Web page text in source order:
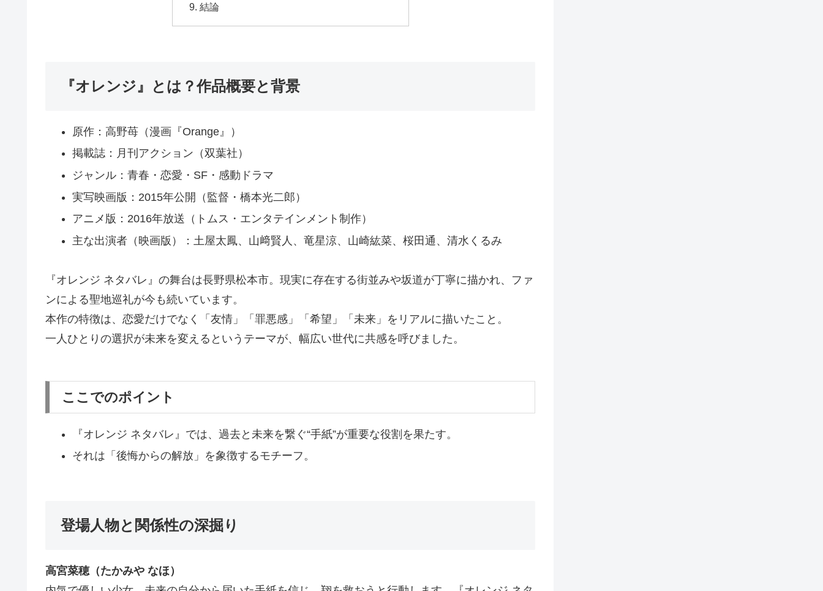
結論
『オレンジ』とは？作品概要と背景
原作：高野苺（漫画『Orange』）
掲載誌：月刊アクション（双葉社）
ジャンル：青春・恋愛・SF・感動ドラマ
実写映画版：2015年公開（監督・橋本光二郎）
アニメ版：2016年放送（トムス・エンタテインメント制作）
主な出演者（映画版）：土屋太鳳、山﨑賢人、竜星涼、山崎紘菜、桜田通、清水くるみ
『オレンジ ネタバレ』の舞台は長野県松本市。現実に存在する街並みや坂道が丁寧に描かれ、ファ
ンによる聖地巡礼が今も続いています。
本作の特徴は、恋愛だけでなく「友情」「罪悪感」「希望」「未来」をリアルに描いたこと。
一人ひとりの選択が未来を変えるというテーマが、幅広い世代に共感を呼びました。
ここでのポイント
『オレンジ ネタバレ』では、過去と未来を繋ぐ“手紙”が重要な役割を果たす。
それは「後悔からの解放」を象徴するモチーフ。
登場人物と関係性の深掘り
高宮菜穂（たかみや なほ）